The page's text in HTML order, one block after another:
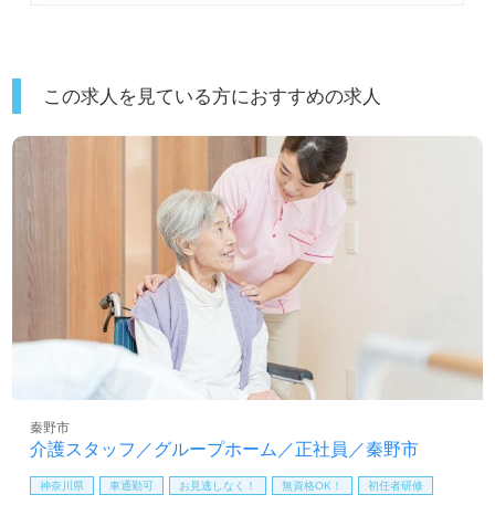
この求人を見ている方におすすめの求人
介護スタッフ／グループホーム／正社員／秦野市
秦野市
神奈川県 車通勤可 お見逃しなく！ 無資格OK！ 初任者研修